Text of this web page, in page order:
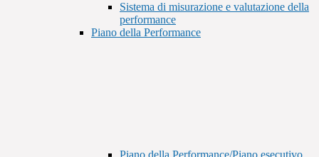
Sistema di misurazione e valutazione della
performance
Piano della Performance